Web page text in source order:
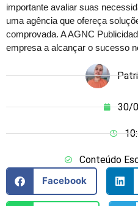
importante avaliar suas
uma agência que ofereça
comprovada. A AGNC
empresa a alcançar o sucesso
30/
Conteúdo
Facebook